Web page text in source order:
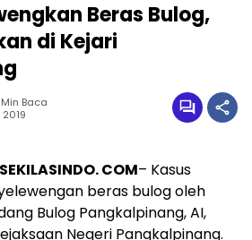
Beras Bulog,
di Kejari
Min Baca
COM– Kasus
beras bulog oleh
Bulog Pangkalpinang, AI,
Negeri Pangkalpinang.